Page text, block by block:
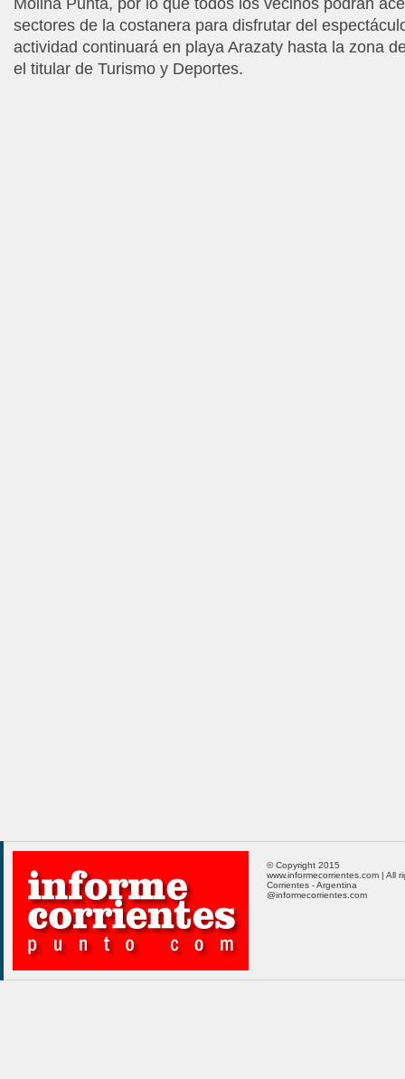
Molina Punta, por lo que todos los vecinos podrán
sectores de la costanera para disfrutar del
actividad continuará en playa Arazaty hasta la zona
el titular de Turismo y Deportes.
© Copyright 2015
www.informecorrientes.com | All
Corrientes - Argentina
@informecorrientes.com